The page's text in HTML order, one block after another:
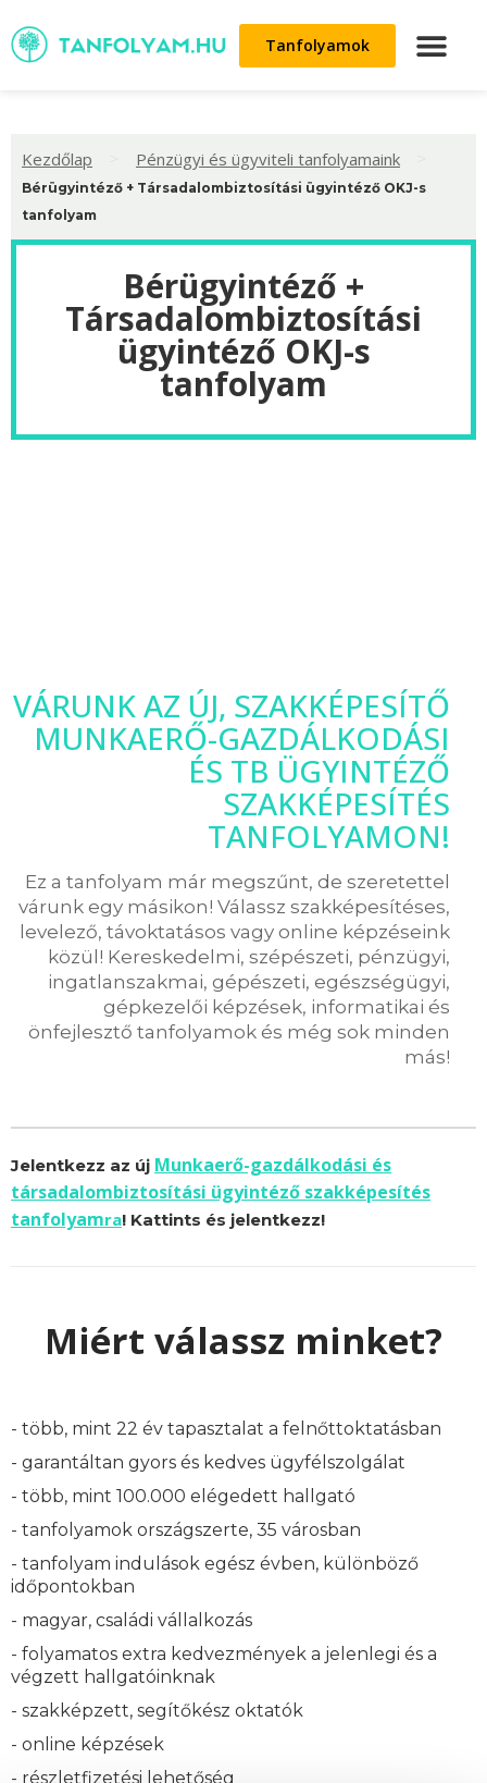
Tanfolyamok
Kezdőlap Pénzügyi és ügyviteli tanfolyamaink
Bérügyintéző + Társadalombiztosítási ügyintéző OKJ-s
tanfolyam
Bérügyintéző +
Társadalombiztosítási
ügyintéző OKJ-s
tanfolyam
VÁRUNK AZ ÚJ, SZAKKÉPESÍTŐ
MUNKAERŐ-GAZDÁLKODÁSI
ÉS TB ÜGYINTÉZŐ
SZAKKÉPESÍTÉS
TANFOLYAMON!
Ez a tanfolyam már megszűnt, de szeretettel
várunk egy másikon! Válassz szakképesítéses,
levelező, távoktatásos vagy online képzéseink
közül! Kereskedelmi, szépészeti, pénzügyi,
ingatlanszakmai, gépészeti, egészségügyi,
gépkezelői képzések, informatikai és
önfejlesztő tanfolyamok és még sok minden
más!
Jelentkezz az új Munkaerő-gazdálkodási és
társadalombiztosítási ügyintéző szakképesítés
tanfolyamra! Kattints és jelentkezz!
Miért válassz minket?
- több, mint 22 év tapasztalat a felnőttoktatásban
- garantáltan gyors és kedves ügyfélszolgálat
- több, mint 100.000 elégedett hallgató
- tanfolyamok országszerte, 35 városban
- tanfolyam indulások egész évben, különböző
időpontokban
- magyar, családi vállalkozás
- folyamatos extra kedvezmények a jelenlegi és a
végzett hallgatóinknak
- szakképzett, segítőkész oktatók
- online képzések
- részletfizetési lehetőség